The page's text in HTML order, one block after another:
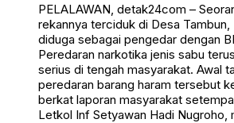
PELALAWAN, detak24com –
rekannya terciduk di Desa Tambun,
diduga sebagai pengedar dengan
Peredaran narkotika jenis sabu
serius di tengah masyarakat. Awal
peredaran barang haram tersebut
berkat laporan masyarakat
Letkol Inf Setyawan Hadi Nugroho,